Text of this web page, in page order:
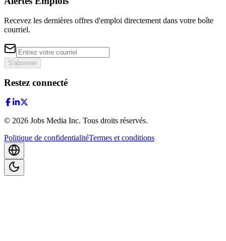
Recevez les dernières offres d'emploi directement dans votre boîte
courriel.
S'abonner
Restez connecté
© 2026 Jobs Media Inc. Tous droits réservés.
Politique de confidentialitéTermes et conditions